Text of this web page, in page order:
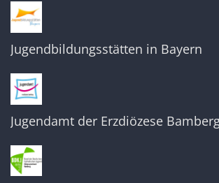
Jugendbildungsstätten in Bayern
Jugendamt der Erzdiözese